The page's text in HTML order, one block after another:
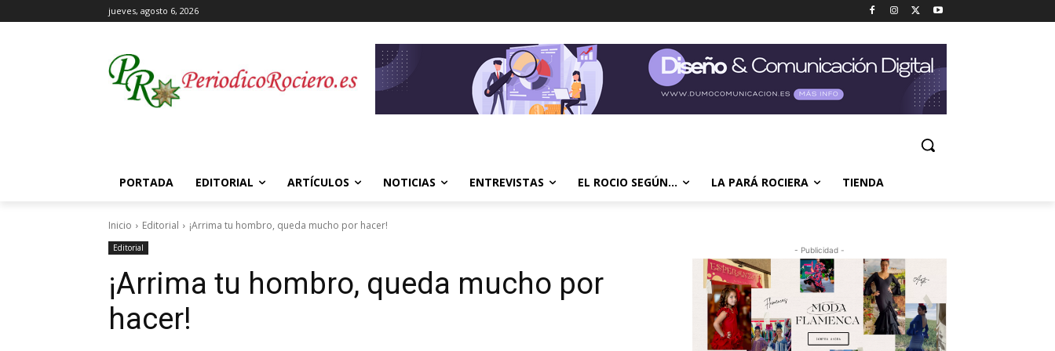
jueves, agosto 6, 2026
PORTADA EDITORIAL ARTÍCULOS NOTICIAS ENTREVISTAS EL ROCIO SEGÚN… LA PARÁ ROCIERA TIENDA
Inicio Editorial ¡Arrima tu hombro, queda mucho por hacer!
Editorial
¡Arrima tu hombro, queda mucho por
hacer!
- Publicidad -